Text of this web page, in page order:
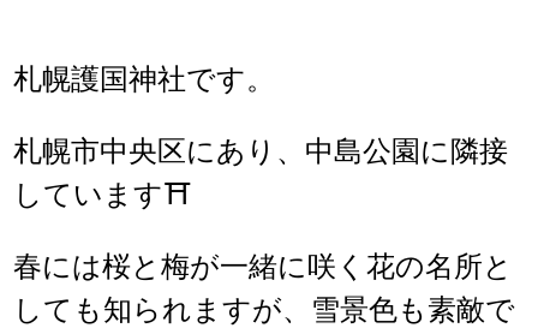
札幌護国神社です。
札幌市中央区にあり、中島公園に隣接
しています⛩
春には桜と梅が一緒に咲く花の名所と
しても知られますが、雪景色も素敵で